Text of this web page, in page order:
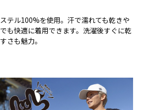
テル100%を使用。汗で濡れても乾きや
も快適に着用できます。洗濯後すぐに乾
さも魅力。